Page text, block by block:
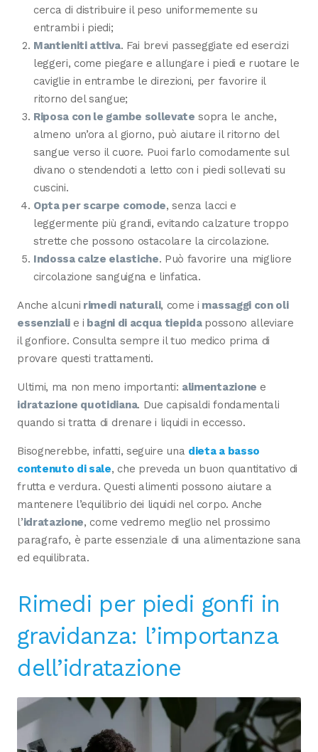
cerca di distribuire il peso uniformemente su
entrambi i piedi;
Mantieniti attiva. Fai brevi passeggiate ed esercizi
leggeri, come piegare e allungare i piedi e ruotare le
caviglie in entrambe le direzioni, per favorire il
ritorno del sangue;
Riposa con le gambe sollevate sopra le anche,
almeno un’ora al giorno, può aiutare il ritorno del
sangue verso il cuore. Puoi farlo comodamente sul
divano o stendendoti a letto con i piedi sollevati su
cuscini.
Opta per scarpe comode, senza lacci e
leggermente più grandi, evitando calzature troppo
strette che possono ostacolare la circolazione.
Indossa calze elastiche. Può favorire una migliore
circolazione sanguigna e linfatica.
Anche alcuni rimedi naturali, come i massaggi con oli
essenziali e i bagni di acqua tiepida possono alleviare
il gonfiore. Consulta sempre il tuo medico prima di
provare questi trattamenti.
Ultimi, ma non meno importanti: alimentazione e
idratazione quotidiana. Due capisaldi fondamentali
quando si tratta di drenare i liquidi in eccesso.
Bisognerebbe, infatti, seguire una dieta a basso
contenuto di sale, che preveda un buon quantitativo di
frutta e verdura. Questi alimenti possono aiutare a
mantenere l’equilibrio dei liquidi nel corpo. Anche
l’idratazione, come vedremo meglio nel prossimo
paragrafo, è parte essenziale di una alimentazione sana
ed equilibrata.
Rimedi per piedi gonfi in
gravidanza: l’importanza
dell’idratazione